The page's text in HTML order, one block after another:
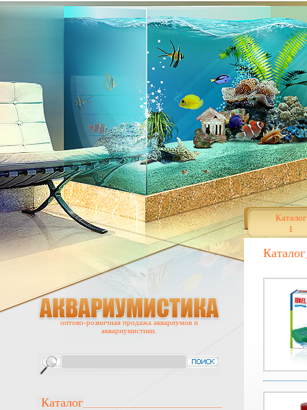
Каталог
Каталог
оптово-розничная продажа аквариумов и
аквариумистики.
Каталог